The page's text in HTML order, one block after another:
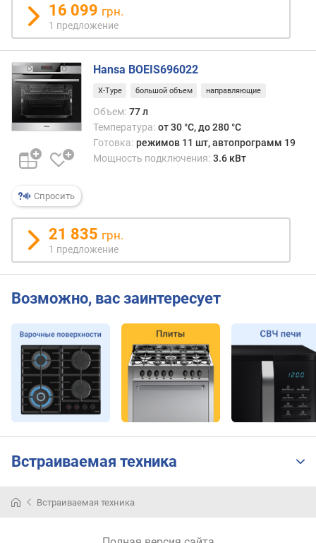
г
л
у
б
и
н
а
д
л
в
с
р
а
и
в
а
н
я
м
м
)
м
и
н
и
а
ь
16 099 грн.
1 предложение
Спросить
Hansa BOEIS696022
X-Type большой объем направляющие
Объем: 77 л
Температура: от 30 °C, до 280 °C
Готовка: режимов 11 шт, автопрограмм 19
Мощность подключения: 3.6 кВт
21 835 грн.
1 предложение
Возможно, вас заинтересует
Встраиваемая техника
Встраиваемая техника